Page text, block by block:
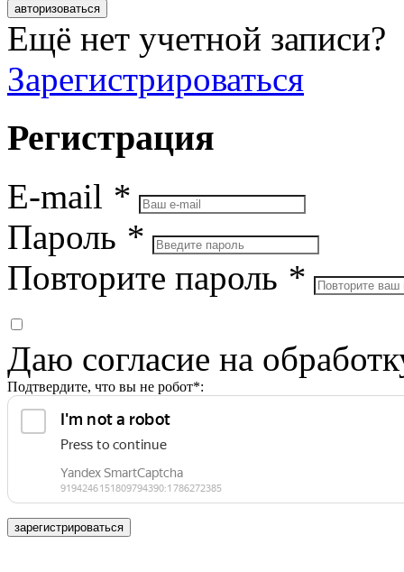
авторизоваться
Ещё нет учетной записи?
Зарегистрироваться
Регистрация
E-mail *
Пароль *
Повторите пароль *
Даю согласие на
Подтвердите, что вы не робот*:
зарегистрироваться